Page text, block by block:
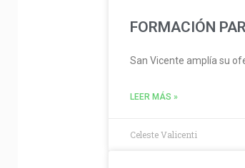
FORMACIÓN
San Vicente amplía su
LEER MÁS »
Celeste Valicenti